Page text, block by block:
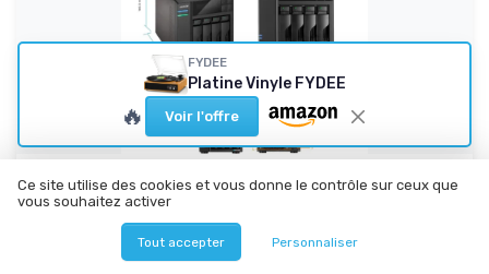
ASUSTOR
Lockerstor 4 AS6604T 4 Baies Serveur NAS
Bureau Boîtier Quad...
Un NAS 4 baies qui envoie du lourd sans se prendre pour un
FYDEE
Platine Vinyle FYDEE
🔥 Voir l'offre
Ce site utilise des cookies et vous donne le contrôle sur ceux que
vous souhaitez activer
Tout accepter Personnaliser